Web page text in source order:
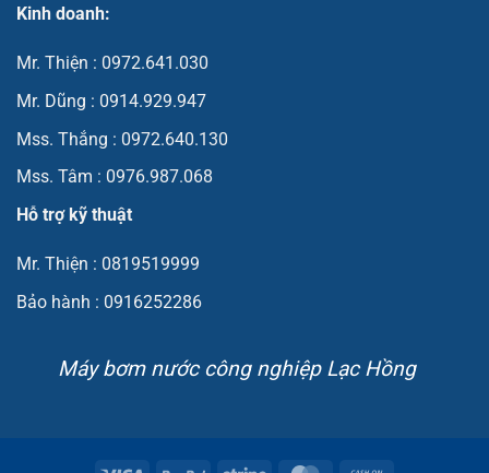
Kinh doanh:
Mr. Thiện : 0972.641.030
Mr. Dũng : 0914.929.947
Mss. Thắng : 0972.640.130
Mss. Tâm : 0976.987.068
Hỗ trợ kỹ thuật
Mr. Thiện : 0819519999
Bảo hành : 0916252286
Máy bơm nước công nghiệp Lạc Hồng